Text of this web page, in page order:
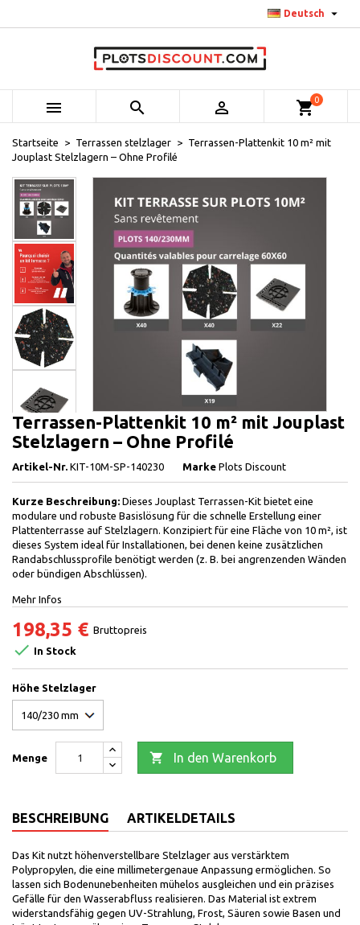
Deutsch 
   shopping_cart0
Startseite Terrassen stelzlager
Terrassen-Plattenkit 10 m² mit
Jouplast Stelzlagern – Ohne Profilé
Terrassen-Plattenkit 10 m² mit Jouplast
Stelzlagern – Ohne Profilé
Artikel-Nr. KIT-10M-SP-140230 Marke Plots Discount
Kurze Beschreibung: Dieses Jouplast Terrassen-Kit bietet eine
modulare und robuste Basislösung für die schnelle Erstellung einer
Plattenterrasse auf Stelzlagern. Konzipiert für eine Fläche von 10 m², ist
dieses System ideal für Installationen, bei denen keine zusätzlichen
Randabschlussprofile benötigt werden (z. B. bei angrenzenden Wänden
oder bündigen Abschlüssen).
Mehr Infos
198,35 € Bruttopreis
 In Stock
Höhe Stelzlager
Menge  In den Warenkorb
BESCHREIBUNG ARTIKELDETAILS
Das Kit nutzt höhenverstellbare Stelzlager aus verstärktem
Polypropylen, die eine millimetergenaue Anpassung ermöglichen. So
lassen sich Bodenunebenheiten mühelos ausgleichen und ein präzises
Gefälle für den Wasserabfluss realisieren. Das Material ist extrem
widerstandsfähig gegen UV-Strahlung, Frost, Säuren sowie Basen und